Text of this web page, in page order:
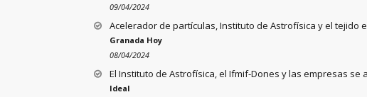
09/04/2024
Acelerador de partículas, Instituto de Astrofísica y el tejido
Granada Hoy
08/04/2024
El Instituto de Astrofísica, el Ifmif-Dones y las empresas se
Ideal